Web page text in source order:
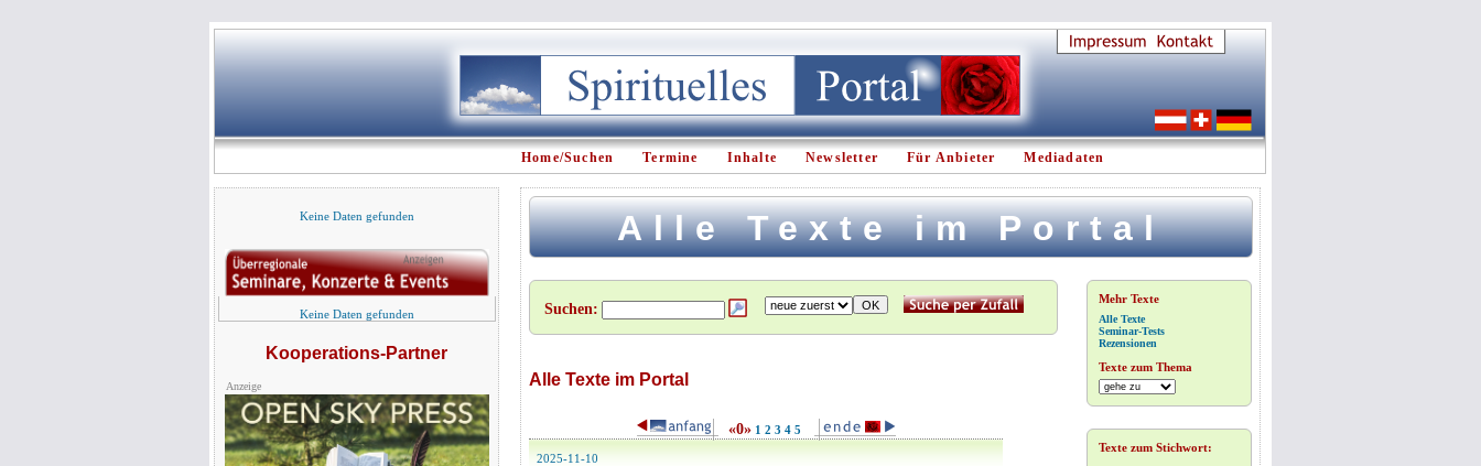
Home/Suchen Termine Inhalte Newsletter Für Anbieter Mediadaten
Keine Daten gefunden
Keine Daten gefunden
Kooperations-Partner
Anzeige
Alle Texte im Portal
Suchen:
Alle Texte im Portal
«0» 1 2 3 4 5
2025-11-10
Mehr Texte
Alle Texte
Seminar-Tests
Rezensionen
Texte zum Thema
Texte zum Stichwort: